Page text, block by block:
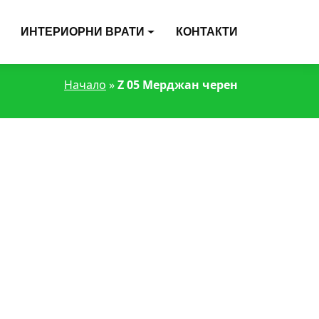
ИНТЕРИОРНИ ВРАТИ КОНТАКТИ
Начало »Z 05 Мерджан черен